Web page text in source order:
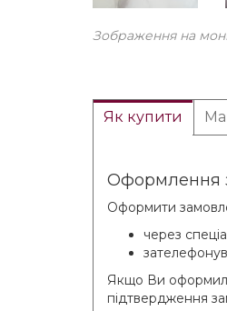
Зображення на
Як купити
Оформлення
Оформити
через
Якщо Ви
підтвердження